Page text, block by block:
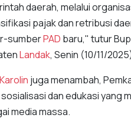
daerah, melalui
pajak dan retribusi
sumberPAD baru," tutur
Landak, Senin (10/11/
juga menambah,
dan edukasi yang
media massa.